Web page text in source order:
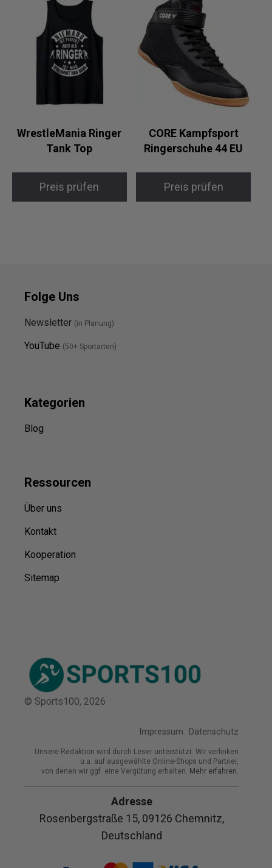
WrestleMania Ringer
Tank Top
Preis prüfen
CORE Kampfsport
Ringerschuhe 44 EU
Preis prüfen
Folge Uns
Newsletter (in Planung)
YouTube (50+ Sportarten)
Kategorien
Blog
Ressourcen
Über uns
Kontakt
Kooperation
Sitemap
© Sports100, 2026
Impressum Datenschutz
Unsere Redaktion wird durch Leser unterstützt. Wir verlinken
u.a. auf ausgewählte Online-Shops und Partner,
von denen wir ggf. eine Vergütung erhalten. Mehr erfahren.
Adresse
Rosenbergstraße 15, 09126 Chemnitz,
Deutschland